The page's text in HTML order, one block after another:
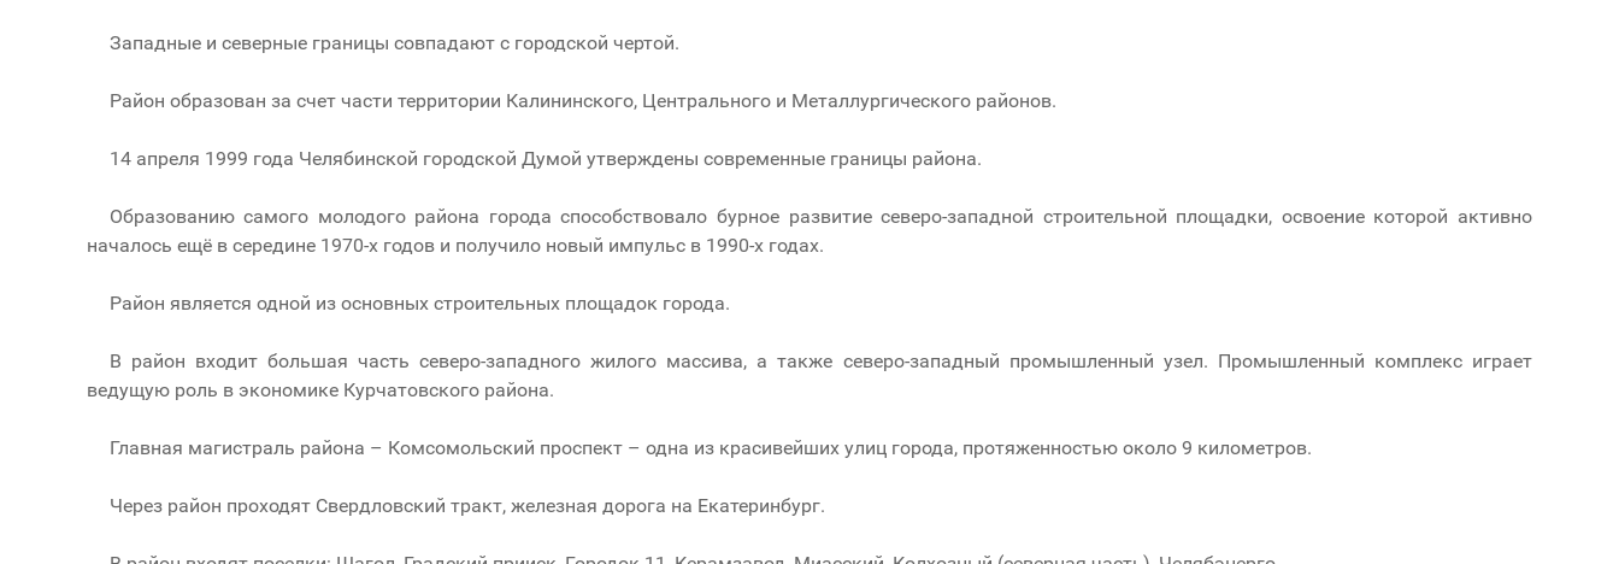
Западные и северные границы совпадают с городской чертой.
Район образован за счет части территории Калининского, Центрального и Металлургического районов.
14 апреля 1999 года Челябинской городской Думой утверждены современные границы района.
Образованию самого молодого района города способствовало бурное развитие северо-западной строительной площадки, освоение которой активно
началось ещё в середине 1970-х годов и получило новый импульс в 1990-х годах.
Район является одной из основных строительных площадок города.
В район входит большая часть северо-западного жилого массива, а также северо-западный промышленный узел. Промышленный комплекс играет
ведущую роль в экономике Курчатовского района.
Главная магистраль района – Комсомольский проспект – одна из красивейших улиц города, протяженностью около 9 километров.
Через район проходят Свердловский тракт, железная дорога на Екатеринбург.